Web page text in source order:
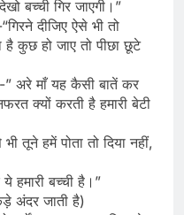
बच्ची गिर जाएगी।”
दीजिए ऐसे भी तो
कुछ हो जाए तो पीछा छूटे
अरे माँ यह कैसी बातें कर
क्यों करती है हमारी बेटी
तूने हमें पोता तो दिया नहीं,
हमारी बच्ची है।”
अंदर जाती है)